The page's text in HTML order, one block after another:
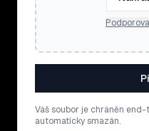
Váš soubor je chráněn
automaticky smazán.